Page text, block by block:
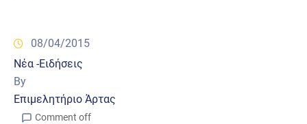
08/04/2015
Νέα -Ειδήσεις
By
Επιμελητήριο Άρτας
Comment off